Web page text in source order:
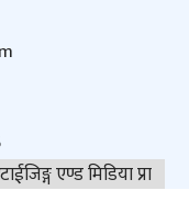
एण्ड मिडिया प्रा